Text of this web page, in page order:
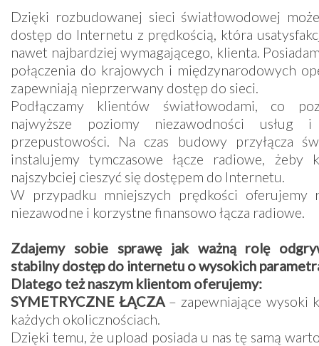
Dzięki rozbudowanej sieci światłowodowej
dostęp do Internetu z prędkością, która
nawet najbardziej wymagającego, klienta.
połączenia do krajowych i międzynarodowych
zapewniają nieprzerwany dostęp do sieci.
Podłączamy klientów światłowodami, co
najwyższe poziomy niezawodności usług
przepustowości. Na czas budowy przyłącza
instalujemy tymczasowe łącze radiowe, żeby
najszybciej cieszyć się dostępem do Internetu.
W przypadku mniejszych prędkości oferujemy
niezawodne i korzystne finansowo łącza radiowe.
Zdajemy sobie sprawę jak ważną rolę
stabilny dostęp do internetu o wysokich
Dlatego też naszym klientom oferujemy:
SYMETRYCZNE ŁĄCZA– zapewniające wysoki
każdych okolicznościach.
Dzięki temu, że upload posiada u nas tę samą